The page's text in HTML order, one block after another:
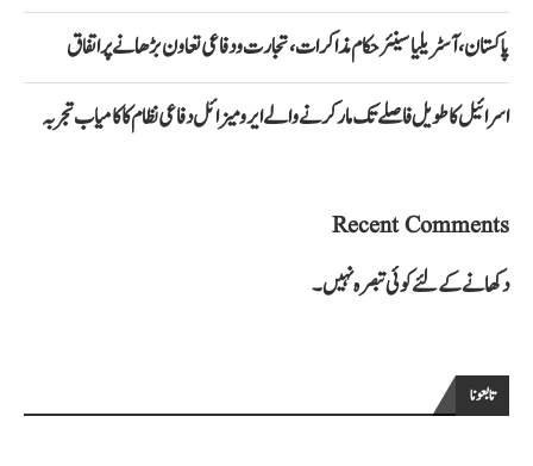
پاکستان، آسٹریلیا سینئر حکام مذاکرات، تجارت و دفاعی تعاون بڑھانے پر اتفاق
اسرائیل کا طویل فاصلے تک مار کرنے والے ایرو میزائل دفاعی نظام کا کامیاب تجربہ
Recent Comments
دکھانے کے لئے کوئی تبصرہ نہیں۔
تابعونا